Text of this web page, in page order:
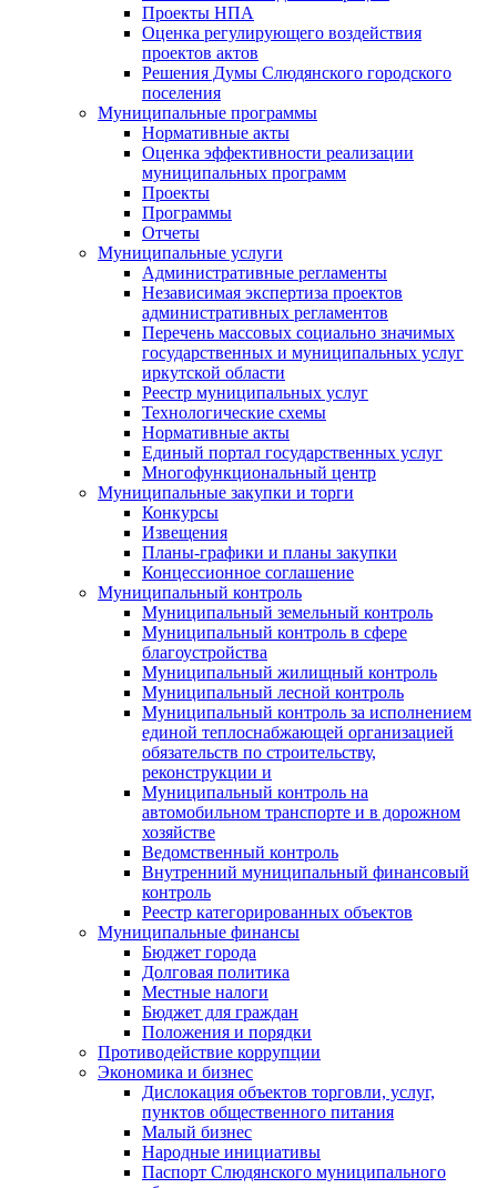
Проекты НПА
Оценка регулирующего воздействия
проектов актов
Решения Думы Слюдянского городского
поселения
Муниципальные программы
Нормативные акты
Оценка эффективности реализации
муниципальных программ
Проекты
Программы
Отчеты
Муниципальные услуги
Административные регламенты
Независимая экспертиза проектов
административных регламентов
Перечень массовых социально значимых
государственных и муниципальных услуг
иркутской области
Реестр муниципальных услуг
Технологические схемы
Нормативные акты
Единый портал государственных услуг
Многофункциональный центр
Муниципальные закупки и торги
Конкурсы
Извещения
Планы-графики и планы закупки
Концессионное соглашение
Муниципальный контроль
Муниципальный земельный контроль
Муниципальный контроль в сфере
благоустройства
Муниципальный жилищный контроль
Муниципальный лесной контроль
Муниципальный контроль за исполнением
единой теплоснабжающей организацией
обязательств по строительству,
реконструкции и
Муниципальный контроль на
автомобильном транспорте и в дорожном
хозяйстве
Ведомственный контроль
Внутренний муниципальный финансовый
контроль
Реестр категорированных объектов
Муниципальные финансы
Бюджет города
Долговая политика
Местные налоги
Бюджет для граждан
Положения и порядки
Противодействие коррупции
Экономика и бизнес
Дислокация объектов торговли, услуг,
пунктов общественного питания
Малый бизнес
Народные инициативы
Паспорт Слюдянского муниципального